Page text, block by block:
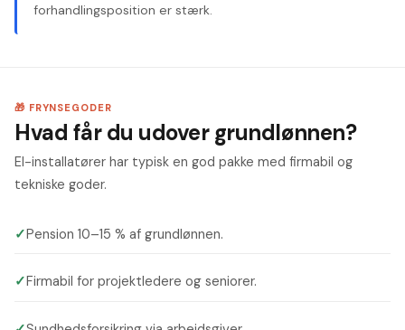
forhandlingsposition er stærk.
🎁 FRYNSEGODER
Hvad får du udover grundlønnen?
El-installatører har typisk en god pakke med firmabil og
tekniske goder.
✓Pension 10–15 % af grundlønnen.
✓Firmabil for projektledere og seniorer.